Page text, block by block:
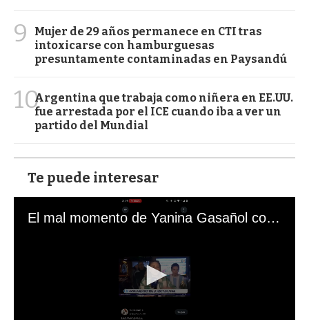
9
Mujer de 29 años permanece en CTI tras
intoxicarse con hamburguesas
presuntamente contaminadas en Paysandú
10Argentina que trabaja como niñera en EE.UU.
fue arrestada por el ICE cuando iba a ver un
partido del Mundial
Te puede interesar
El mal momento de Yanina Gasañol con un hincha argentino en "Subrayado"